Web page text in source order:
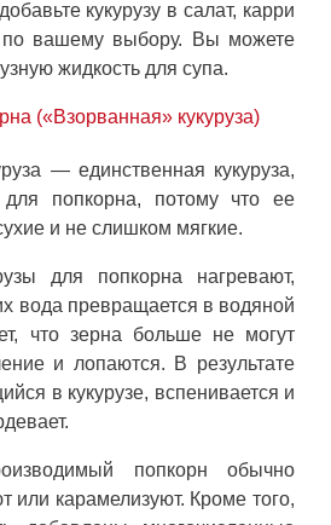
кукурузу в салат, карри
по вашему выбору. Вы можете
жидкость для супа.
(«Взорванная» кукуруза)
— единственная кукуруза,
для попкорна, потому что ее
и не слишком мягкие.
для попкорна нагревают,
вода превращается в водяной
что зерна больше не могут
и лопаются. В результате
в кукурузе, вспенивается и
попкорн обычно
или карамелизуют. Кроме того,